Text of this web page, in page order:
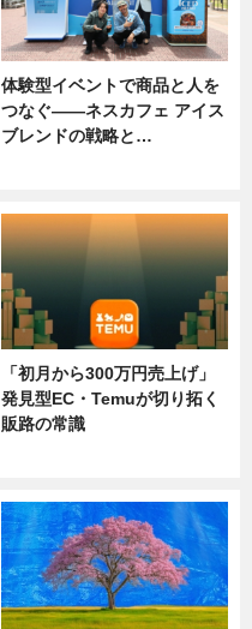
体験型イベントで商品と人を
つなぐ――ネスカフェ アイス
ブレンドの戦略と…
「初月から300万円売上げ」
発見型EC・Temuが切り拓く
販路の常識